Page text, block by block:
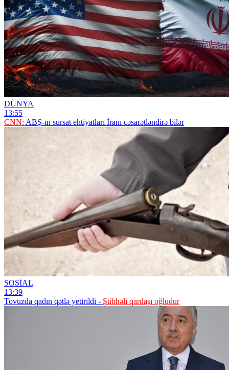
DÜNYA
13:55
CNN: ABŞ-ın sursat ehtiyatları İranı cəsarətləndirə bilər
SOSİAL
13:39
Tovuzda qadın qətlə yetirildi - Şübhəli qardaşı oğludur